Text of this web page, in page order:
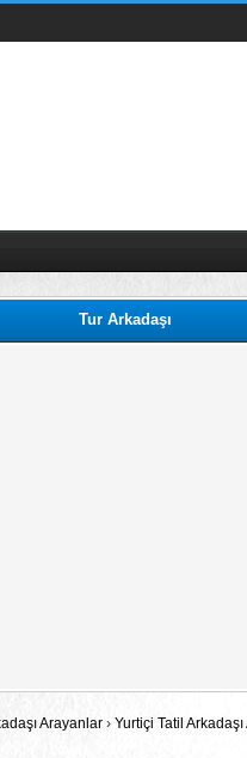
Tur Arkadaşı
Arayanlar›Yurtiçi Tatil